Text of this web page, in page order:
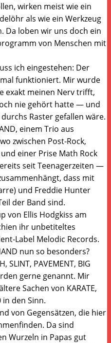
wirken meist wie ein
als wie ein Werkzeug
Da loben wir uns doch ein
von Menschen mit
ich eingestehen: Der
funktioniert. Mir wurde
exakt meinen Nerv trifft,
nie gehört hatte — und
Raster gefallen wäre.
einem Trio aus
zwischen Post-Rock,
einer Prise Math Rock
seit Teenagerzeiten —
dass mit
und Freddie Hunter
der Band sind.
von Ellis Hodgkiss am
ihr unbetiteltes
Label Melodic Records.
nun so besonders?
SLINT, PAVEMENT, BIG
gerne genannt. Mir
Sachen von KARATE,
in den Sinn.
von Gegensätzen, die hier
Da sind
Wurzeln in Papas gut